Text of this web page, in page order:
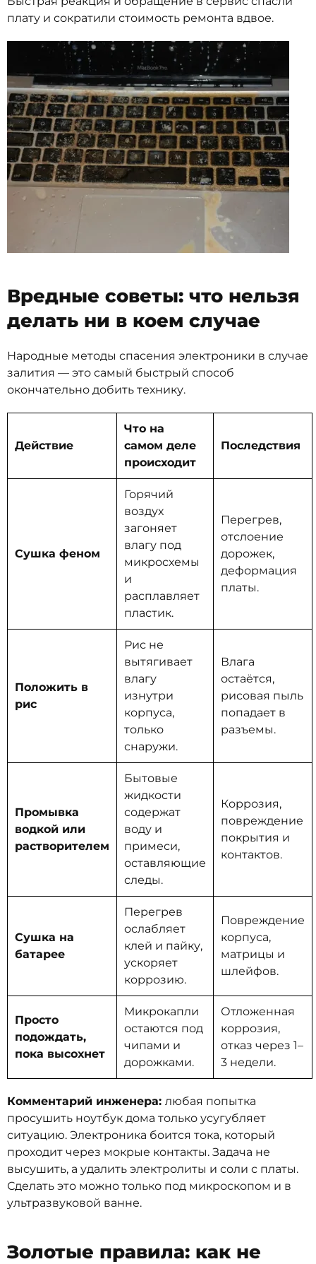
плату и сократили стоимость ремонта вдвое.
Вредные советы: что нельзя
делать ни в коем случае
Народные методы спасения электроники в случае
залития — это самый быстрый способ
окончательно добить технику.
Действие
Что на
самом деле
происходит
Последствия
Сушка феном
Горячий
воздух
загоняет
влагу под
микросхемы
и
расплавляет
пластик.
Перегрев,
отслоение
дорожек,
деформация
платы.
Положить в
рис
Рис не
вытягивает
влагу
изнутри
корпуса,
только
снаружи.
Влага
остаётся,
рисовая пыль
попадает в
разъемы.
Промывка
водкой или
растворителем
Бытовые
жидкости
содержат
воду и
примеси,
оставляющие
следы.
Коррозия,
повреждение
покрытия и
контактов.
Сушка на
батарее
Перегрев
ослабляет
клей и пайку,
ускоряет
коррозию.
Повреждение
корпуса,
матрицы и
шлейфов.
Просто
подождать,
пока высохнет
Микрокапли
остаются под
чипами и
дорожками.
Отложенная
коррозия,
отказ через 1–
3 недели.
Комментарий инженера: любая попытка
просушить ноутбук дома только усугубляет
ситуацию. Электроника боится тока, который
проходит через мокрые контакты. Задача не
высушить, а удалить электролиты и соли с платы.
Сделать это можно только под микроскопом и в
ультразвуковой ванне.
Золотые правила: как не